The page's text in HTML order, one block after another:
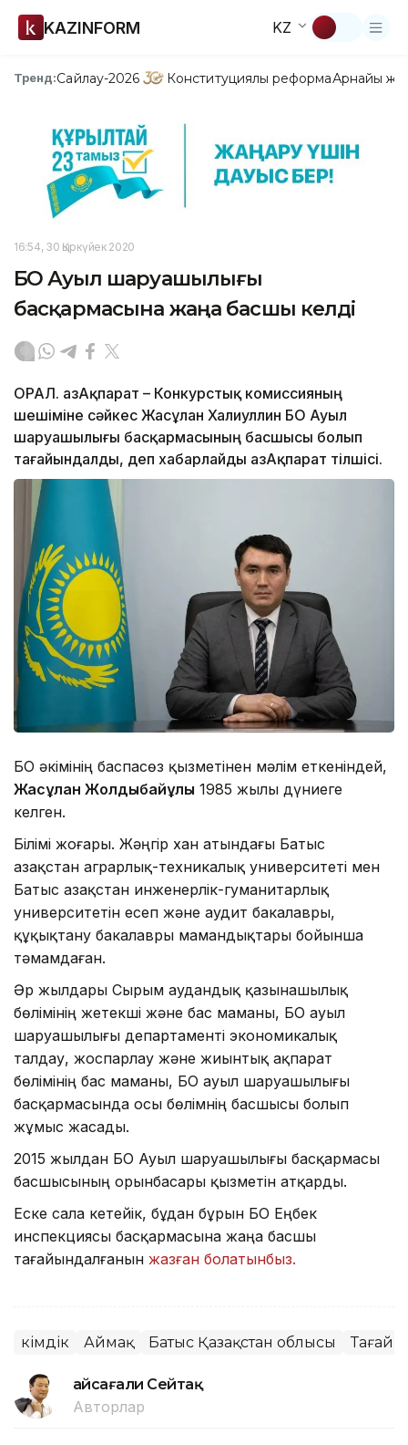
KAZINFORM KZ
Тренд:Сайлау-2026 Конституциялық реформаАрнайы
16:54, 30 Қыркүйек 2020
БҚО Ауыл шаруашылығы
басқармасына жаңа басшы келді
ОРАЛ. ҚазАқпарат – Конкурстық комиссияның
шешіміне сәйкес Жасұлан Халиуллин БҚО Ауыл
шаруашылығы басқармасының басшысы болып
тағайындалды, деп хабарлайды ҚазАқпарат тілшісі.
БҚО әкімінің баспасөз қызметінен мәлім еткеніндей,
Жасұлан Жолдыбайұлы 1985 жылы дүниеге
келген.
Білімі жоғары. Жәңгір хан атындағы Батыс
Қазақстан аграрлық-техникалық университеті мен
Батыс Қазақстан инженерлік-гуманитарлық
университетін есеп және аудит бакалавры,
құқықтану бакалавры мамандықтары бойынша
тәмамдаған.
Әр жылдары Сырым аудандық қазынашылық
бөлімінің жетекші және бас маманы, БҚО ауыл
шаруашылығы департаменті экономикалық
талдау, жоспарлау және жиынтық ақпарат
бөлімінің бас маманы, БҚО ауыл шаруашылығы
басқармасында осы бөлімнің басшысы болып
жұмыс жасады.
2015 жылдан БҚО Ауыл шаруашылығы басқармасы
басшысының орынбасары қызметін атқарды.
Еске сала кетейік, бұдан бұрын БҚО Еңбек
инспекциясы басқармасына жаңа басшы
тағайындалғанын жазған болатынбыз.
Әкімдік Аймақ Батыс Қазақстан облысы
Ғайсағали Сейтақ
Авторлар